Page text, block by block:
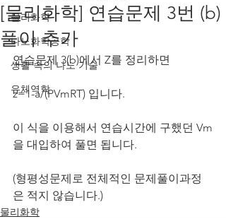
물리화학
나노화학공학
생활 속의 나노 기술
유체역학
[물리화학] 연습문제 3번 (b)
풀이 추가
연습문제 3(b)에서 Z를 정리하면
z=1-a/(PVmRT) 입니다.
이 식을 이용해서 연습시간에 구했던 Vm
을 대입하여 풀면 됩니다.
(형평성문제로 전체적인 문제풀이과정
은 적지 않습니다.)
물리화학